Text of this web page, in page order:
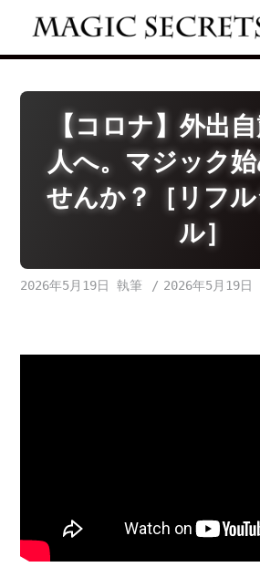
【コロナ】外出
人へ。マジック
せんか？［リフ
ル］
2026年5月19日 2026年5月19日